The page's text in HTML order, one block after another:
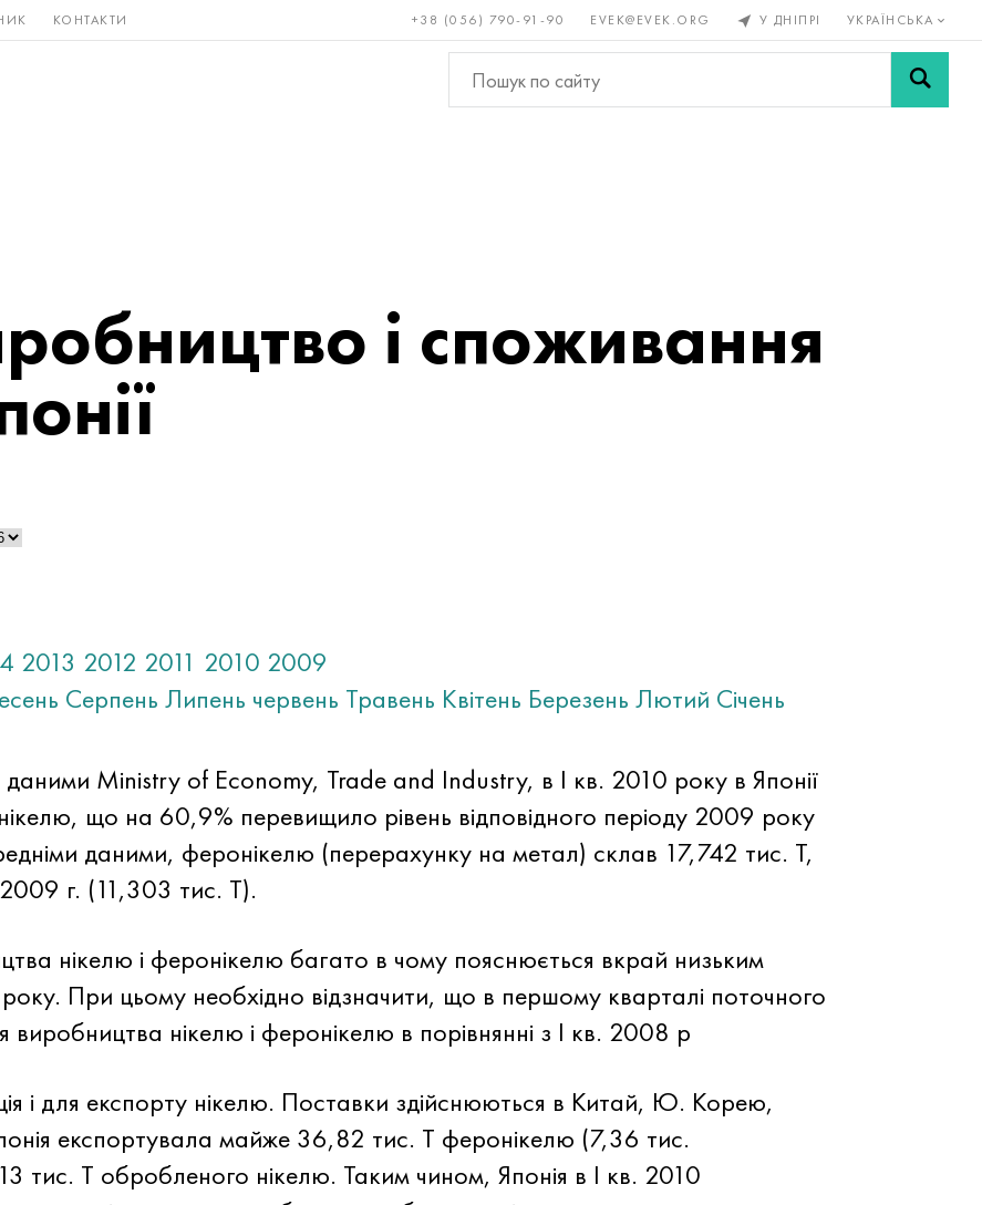
КОНТАКТИ +38 (056) 790-91-90 EVEK@EVEK.ORG У ДНІПРІ УКРАЇНСЬКА
і Бронза, мідь, Кольорові
метали
Легована Сітки і
і споживання
2013 2012 2011 2010 2009
Серпень Липень червень Травень Квітень Березень Лютий Січень
Ministry of Economy, Trade and Industry, в I кв. 2010 року в Японії
що на 60,9% перевищило рівень відповідного періоду 2009 року
даними, феронікелю (перерахунку на метал) склав 17,742 тис. Т,
г. (11,303 тис. Т).
нікелю і феронікелю багато в чому пояснюється вкрай низьким
При цьому необхідно відзначити, що в першому кварталі поточного
виробництва нікелю і феронікелю в порівнянні з I кв. 2008 р
і для експорту нікелю. Поставки здійснюються в Китай, Ю. Корею,
експортувала майже 36,82 тис. Т феронікелю (7,36 тис.
тис. Т обробленого нікелю. Таким чином, Японія в I кв. 2010